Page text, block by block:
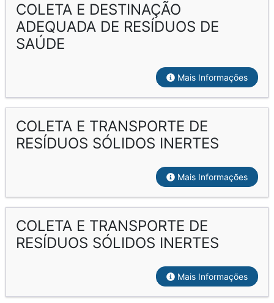
COLETA E DESTINAÇÃO
ADEQUADA DE RESÍDUOS DE
SAÚDE
Mais Informações
COLETA E TRANSPORTE DE
RESÍDUOS SÓLIDOS INERTES
Mais Informações
COLETA E TRANSPORTE DE
RESÍDUOS SÓLIDOS INERTES
Mais Informações